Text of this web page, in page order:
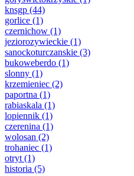
knsgp (44)
gorlice (1)
czernichow (1)
jeziorozywieckie (1)
sanockoturczanskie (3)
bukoweberdo (1)
slonny (1)
krzemieniec (2)
paportna (1)
rabiaskala (1)
lopiennik (1)
czerenina (1)
wolosan (2)
trohaniec (1)
otryt (1)
historia (5)